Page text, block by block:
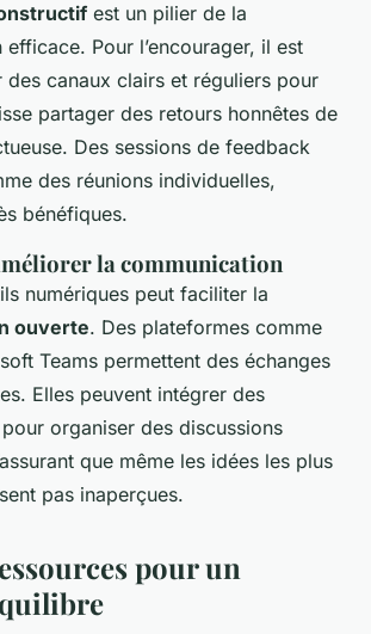
est un pilier de la
Pour l’encourager, il est
des canaux clairs et réguliers pour
partager des retours honnêtes de
Des sessions de feedback
des réunions individuelles,
bénéfiques.
la communication
numériques peut faciliter la
ouverte. Des plateformes comme
Teams permettent des échanges
Elles peuvent intégrer des
organiser des discussions
que même les idées les plus
pas inaperçues.
pour un